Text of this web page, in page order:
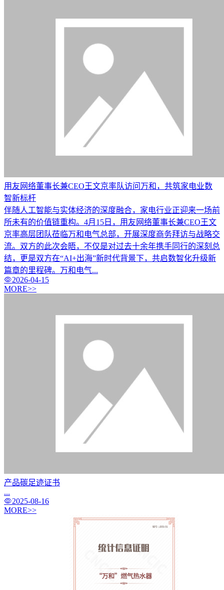
用友网络董事长兼CEO王文京率队访问万和，共筑家电业数
智新标杆
伴随人工智能与实体经济的深度融合，家电行业正迎来一场前
所未有的价值链重构。4月15日，用友网络董事长兼CEO王文
京率高层团队莅临万和电气总部，开展深度商务拜访与战略交
流。双方的此次会晤，不仅是对过去十余年携手同行的深刻总
结，更是双方在“AI+出海”新时代背景下，共启数智化升级新
篇章的里程碑。万和电气...
2026-04-15
MORE>>
产品碳足迹证书
...
2025-08-16
MORE>>